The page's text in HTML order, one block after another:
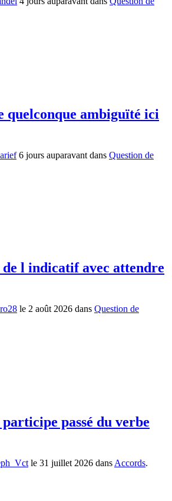
quelconque ambiguïté ici
6 jours auparavant dans Question de
l indicatif avec attendre
le 2 août 2026 dans Question de
passé du verbe
le 31 juillet 2026 dans Accords.